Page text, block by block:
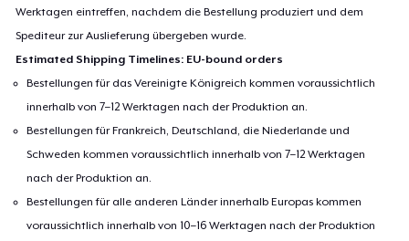
Werktagen eintreffen, nachdem die Bestellung produziert und dem
Spediteur zur Auslieferung übergeben wurde.
Estimated Shipping Timelines: EU-bound orders
Bestellungen für das Vereinigte Königreich kommen voraussichtlich
innerhalb von 7–12 Werktagen nach der Produktion an.
Bestellungen für Frankreich, Deutschland, die Niederlande und
Schweden kommen voraussichtlich innerhalb von 7–12 Werktagen
nach der Produktion an.
Bestellungen für alle anderen Länder innerhalb Europas kommen
voraussichtlich innerhalb von 10–16 Werktagen nach der Produktion